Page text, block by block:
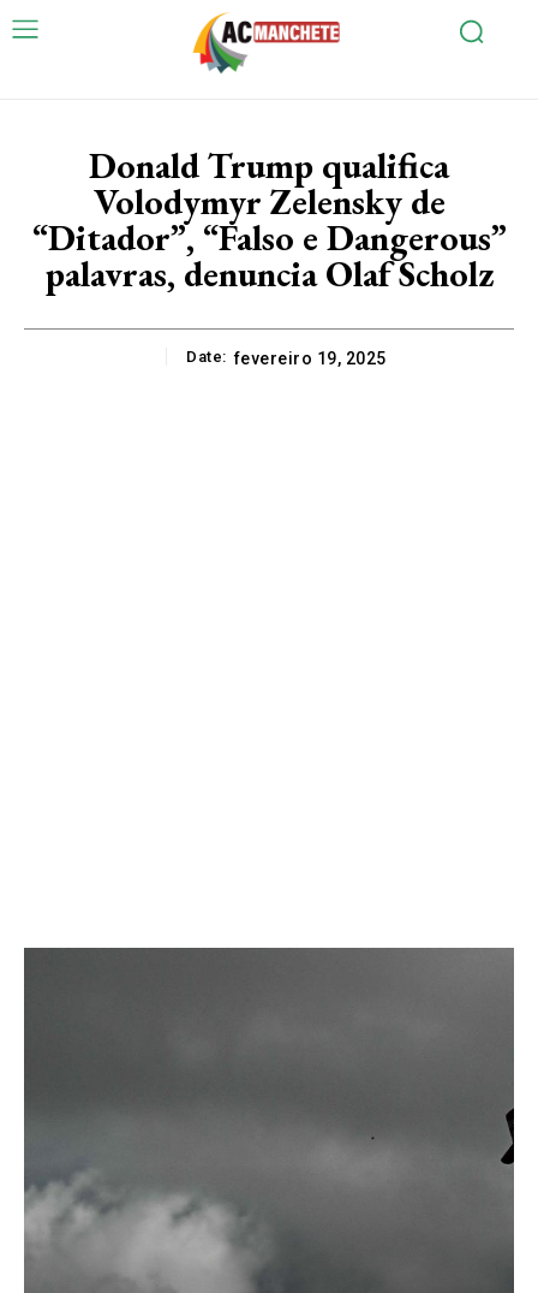
Donald Trump qualifica
Volodymyr Zelensky de
“Ditador”, “Falso e Dangerous”
palavras, denuncia Olaf Scholz
Date: fevereiro 19, 2025